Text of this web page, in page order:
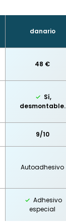
danario
48 €
Sí,
desmontable.
9/10
Autoadhesivo
Adhesivo
especial